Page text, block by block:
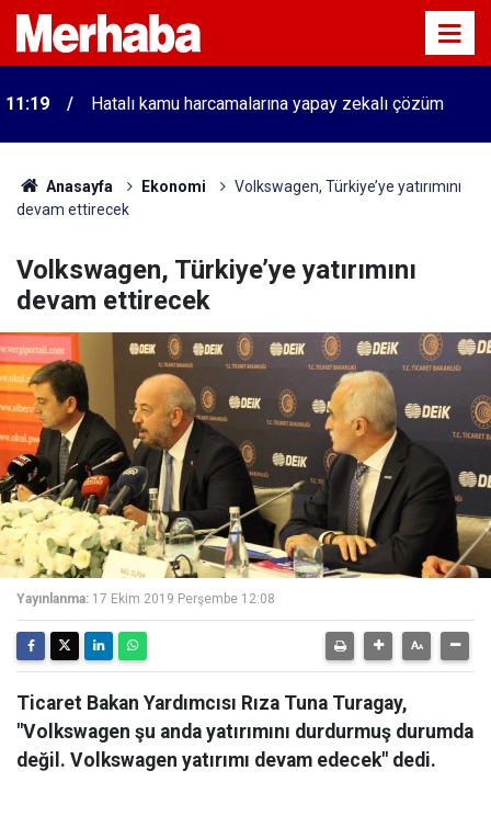
11:19 Hatalı kamu harcamalarına yapay zekalı çözüm
Anasayfa Ekonomi
Volkswagen, Türkiye’ye yatırımını
devam ettirecek
Volkswagen, Türkiye’ye yatırımını
devam ettirecek
Yayınlanma: 17 Ekim 2019 Perşembe 12:08
Ticaret Bakan Yardımcısı Rıza Tuna Turagay,
"Volkswagen şu anda yatırımını durdurmuş durumda
değil. Volkswagen yatırımı devam edecek" dedi.